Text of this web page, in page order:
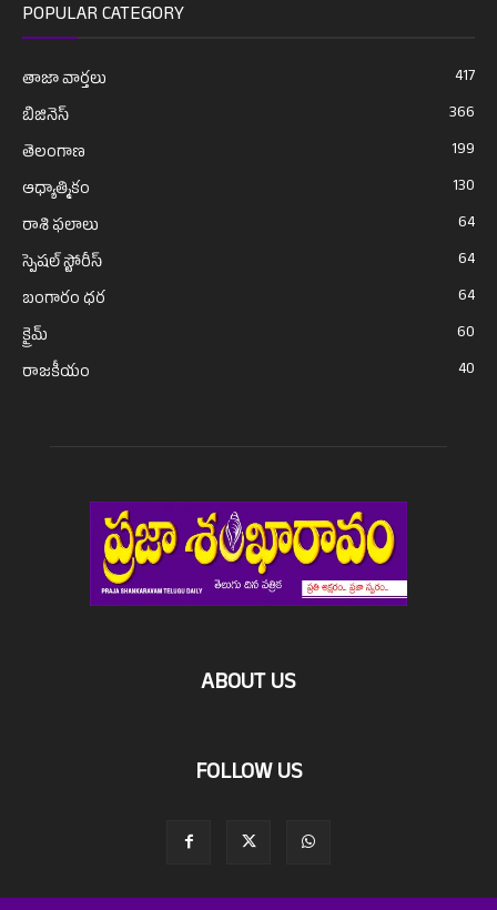
POPULAR CATEGORY
తాజా వార్తలు
417
బిజినెస్
366
తెలంగాణ
199
ఆధ్యాత్మికం
130
రాశి ఫలాలు
64
స్పెషల్ స్టోరీస్
64
బంగారం ధర
64
క్రైమ్
60
రాజకీయం
40
ABOUT US
FOLLOW US